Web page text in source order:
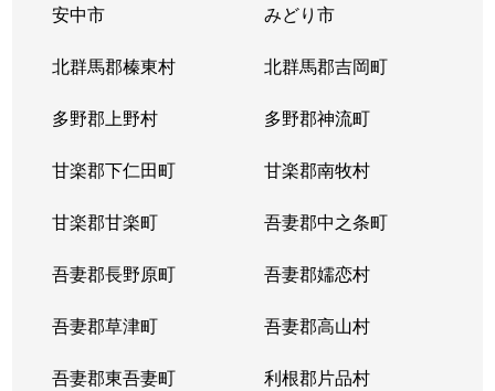
安中市 みどり市
北群馬郡榛東村 北群馬郡吉岡町
多野郡上野村 多野郡神流町
甘楽郡下仁田町 甘楽郡南牧村
甘楽郡甘楽町 吾妻郡中之条町
吾妻郡長野原町 吾妻郡嬬恋村
吾妻郡草津町 吾妻郡高山村
吾妻郡東吾妻町 利根郡片品村